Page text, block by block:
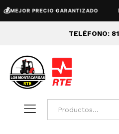
MEJOR PRECIO GARANTIZADO
TELÉFONO: